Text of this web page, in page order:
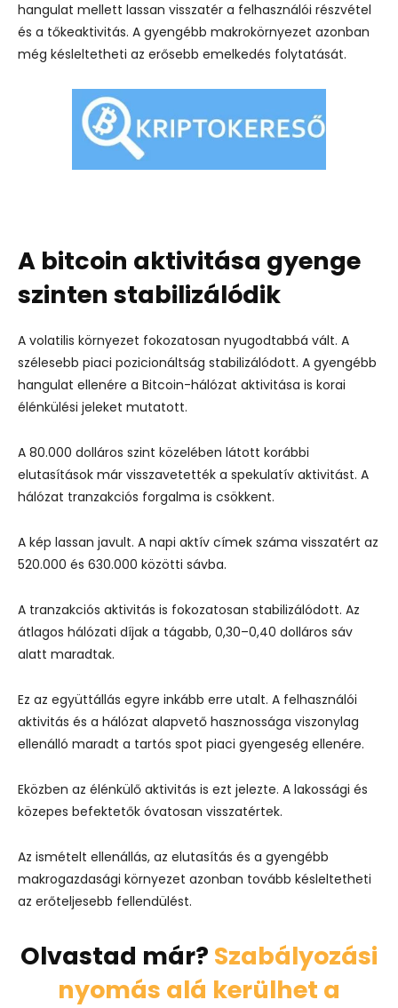
hangulat mellett lassan visszatér a felhasználói részvétel
és a tőkeaktivitás. A gyengébb makrokörnyezet azonban
még késleltetheti az erősebb emelkedés folytatását.
A bitcoin aktivitása gyenge
szinten stabilizálódik
A volatilis környezet fokozatosan nyugodtabbá vált. A
szélesebb piaci pozicionáltság stabilizálódott. A gyengébb
hangulat ellenére a Bitcoin-hálózat aktivitása is korai
élénkülési jeleket mutatott.
A 80.000 dolláros szint közelében látott korábbi
elutasítások már visszavetették a spekulatív aktivitást. A
hálózat tranzakciós forgalma is csökkent.
A kép lassan javult. A napi aktív címek száma visszatért az
520.000 és 630.000 közötti sávba.
A tranzakciós aktivitás is fokozatosan stabilizálódott. Az
átlagos hálózati díjak a tágabb, 0,30–0,40 dolláros sáv
alatt maradtak.
Ez az együttállás egyre inkább erre utalt. A felhasználói
aktivitás és a hálózat alapvető hasznossága viszonylag
ellenálló maradt a tartós spot piaci gyengeség ellenére.
Eközben az élénkülő aktivitás is ezt jelezte. A lakossági és
közepes befektetők óvatosan visszatértek.
Az ismételt ellenállás, az elutasítás és a gyengébb
makrogazdasági környezet azonban tovább késleltetheti
az erőteljesebb fellendülést.
Olvastad már? Szabályozási
nyomás alá kerülhet a